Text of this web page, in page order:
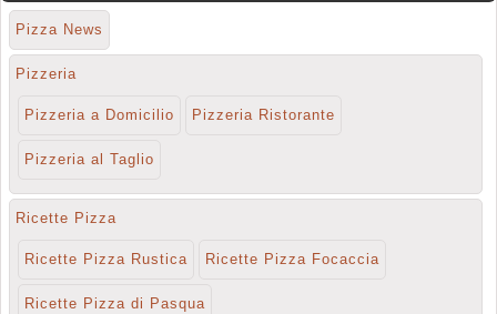
Pizza News
Pizzeria
Pizzeria a Domicilio Pizzeria Ristorante
Pizzeria al Taglio
Ricette Pizza
Ricette Pizza Rustica Ricette Pizza Focaccia
Ricette Pizza di Pasqua